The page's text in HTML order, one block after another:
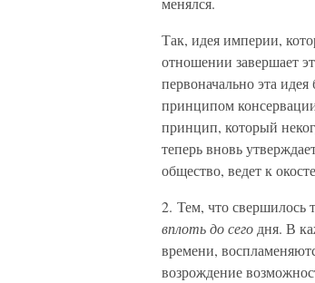
Так, идея империи,
отношении завершает
первоначально эта
принципом
принцип, который
теперь вновь
общество, ведет к
2. Тем, что свершилось
вплоть до сего дня. В
времени,
возрождение